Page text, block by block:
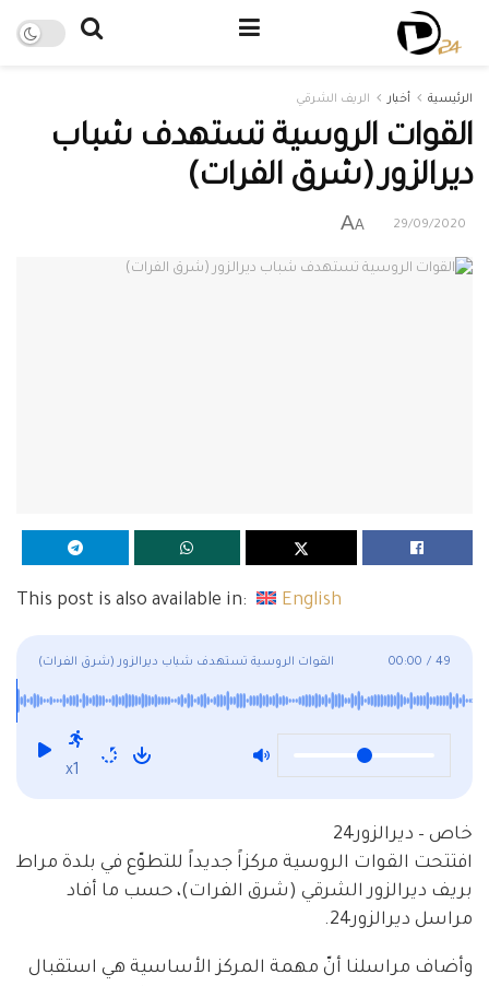
الرئيسية أخبار الريف الشرقي
القوات الروسية تستهدف شباب
ديرالزور (شرق الفرات)
29/09/2020
A
A
This post is also available in: English
القوات الروسية تستهدف شباب ديرالزور (شرق الفرات) 00:00 / 49
x1
خاص – ديرالزور24
افتتحت القوات الروسية مركزاً جديداً للتطوّع في بلدة مراط
بريف ديرالزور الشرقي (شرق الفرات)، حسب ما أفاد
مراسل ديرالزور24.
وأضاف مراسلنا أنّ مهمة المركز الأساسية هي استقبال